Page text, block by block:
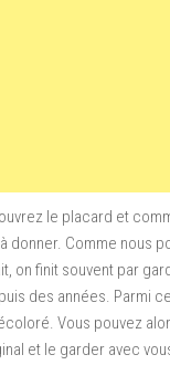
le placard et
donner. Comme nous
on finit souvent par
des années. Parmi
Vous pouvez
et le garder avec